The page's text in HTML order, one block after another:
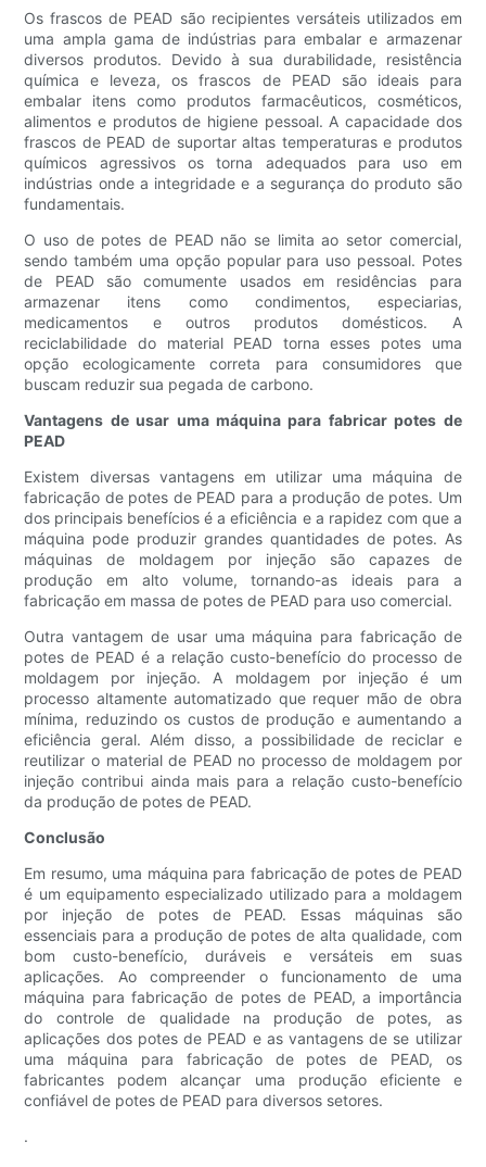
Os frascos de PEAD são recipientes versáteis utilizados em
uma ampla gama de indústrias para embalar e armazenar
diversos produtos. Devido à sua durabilidade, resistência
química e leveza, os frascos de PEAD são ideais para
embalar itens como produtos farmacêuticos, cosméticos,
alimentos e produtos de higiene pessoal. A capacidade dos
frascos de PEAD de suportar altas temperaturas e produtos
químicos agressivos os torna adequados para uso em
indústrias onde a integridade e a segurança do produto são
fundamentais.
O uso de potes de PEAD não se limita ao setor comercial,
sendo também uma opção popular para uso pessoal. Potes
de PEAD são comumente usados ​​em residências para
armazenar itens como condimentos, especiarias,
medicamentos e outros produtos domésticos. A
reciclabilidade do material PEAD torna esses potes uma
opção ecologicamente correta para consumidores que
buscam reduzir sua pegada de carbono.
Vantagens de usar uma máquina para fabricar potes de
PEAD
Existem diversas vantagens em utilizar uma máquina de
fabricação de potes de PEAD para a produção de potes. Um
dos principais benefícios é a eficiência e a rapidez com que a
máquina pode produzir grandes quantidades de potes. As
máquinas de moldagem por injeção são capazes de
produção em alto volume, tornando-as ideais para a
fabricação em massa de potes de PEAD para uso comercial.
Outra vantagem de usar uma máquina para fabricação de
potes de PEAD é a relação custo-benefício do processo de
moldagem por injeção. A moldagem por injeção é um
processo altamente automatizado que requer mão de obra
mínima, reduzindo os custos de produção e aumentando a
eficiência geral. Além disso, a possibilidade de reciclar e
reutilizar o material de PEAD no processo de moldagem por
injeção contribui ainda mais para a relação custo-benefício
da produção de potes de PEAD.
Conclusão
Em resumo, uma máquina para fabricação de potes de PEAD
é um equipamento especializado utilizado para a moldagem
por injeção de potes de PEAD. Essas máquinas são
essenciais para a produção de potes de alta qualidade, com
bom custo-benefício, duráveis ​​e versáteis em suas
aplicações. Ao compreender o funcionamento de uma
máquina para fabricação de potes de PEAD, a importância
do controle de qualidade na produção de potes, as
aplicações dos potes de PEAD e as vantagens de se utilizar
uma máquina para fabricação de potes de PEAD, os
fabricantes podem alcançar uma produção eficiente e
confiável de potes de PEAD para diversos setores.
.